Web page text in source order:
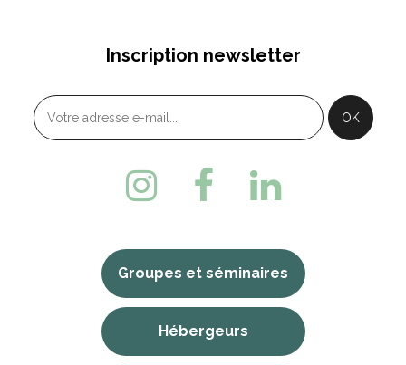
Inscription newsletter
Groupes et séminaires
Hébergeurs